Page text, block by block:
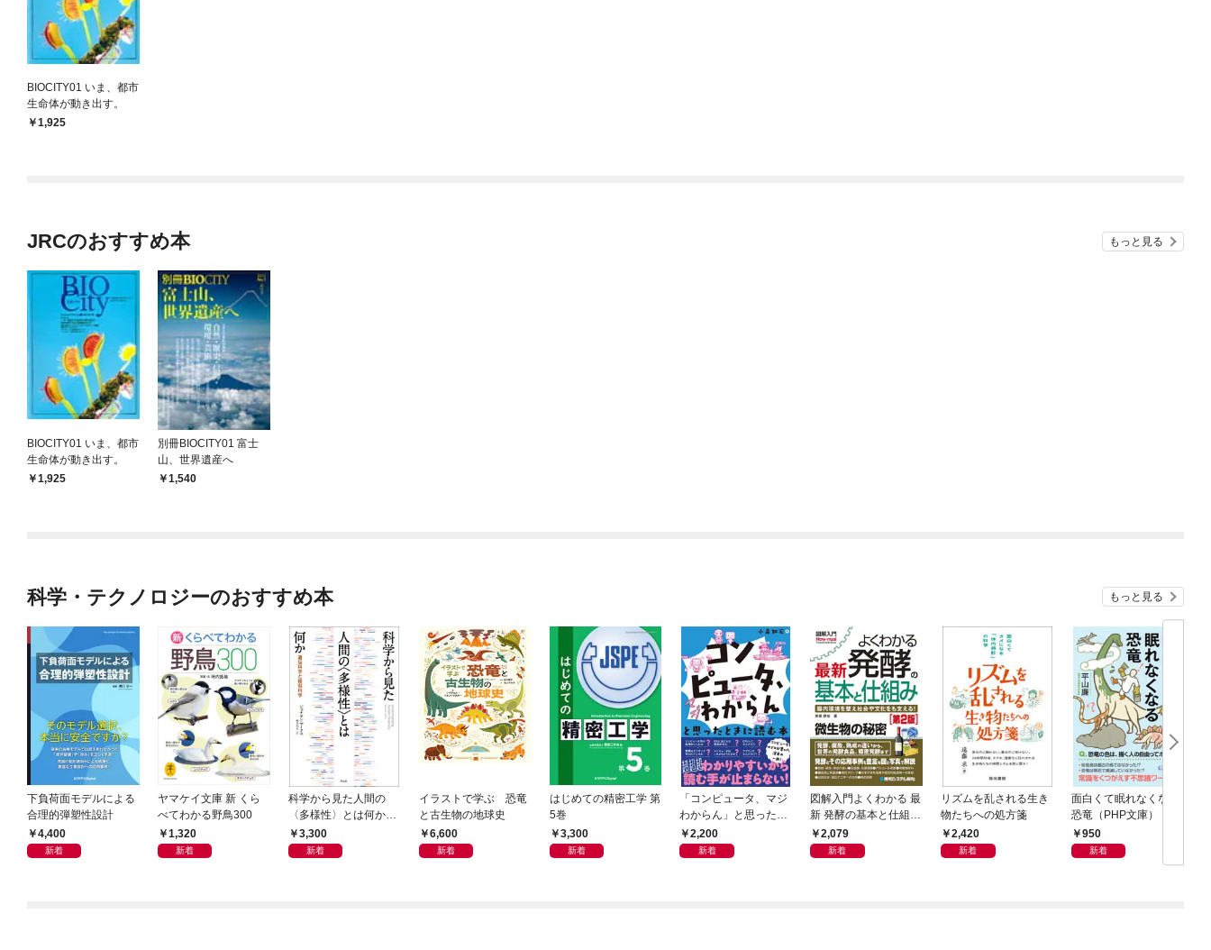
BIOCITY01 いま、都市
生命体が動き出す。
1,925
JRCのおすすめ本 もっと見る
BIOCITY01 いま、都市
生命体が動き出す。
1,925
別冊BIOCITY01 富士
山、世界遺産へ
1,540
科学・テクノロジーのおすすめ本 もっと見る
下負荷面モデルによる
合理的弾塑性設計
4,400
新着
ヤマケイ文庫 新 くら
べてわかる野鳥300
1,320
新着
科学から見た人間の
〈多様性〉とは何か―
―遺伝科学と疑似科学
3,300
新着
イラストで学ぶ 恐竜
と古生物の地球史
6,600
新着
はじめての精密工学 第
5巻
3,300
新着
「コンピュータ、マジ
わからん」と思ったと
きに読む本
2,200
新着
図解入門よくわかる 最
新 発酵の基本と仕組み
［第2版］
2,079
新着
リズムを乱される生き
物たちへの処方箋
2,420
新着
面白くて眠れなくなる
恐竜（PHP文庫）
950
新着